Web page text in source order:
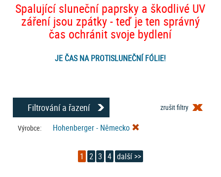
Spalující sluneční paprsky a škodlivé UV
záření jsou zpátky - teď je ten správný
čas ochránit svoje bydlení
JE ČAS NA PROTISLUNEČNÍ FÓLIE!
Filtrování a řazení zrušit filtry
Výrobce: Hohenberger - Německo
1 2 3 4 další >>